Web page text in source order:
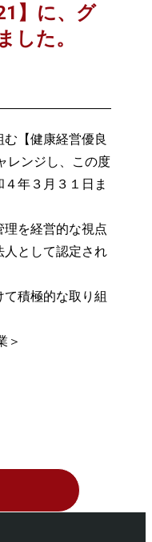
】に、グ
した。
【健康経営優良
レンジし、この度
年３月３１日ま
理を経営的な視点
人として認定され
積極的な取り組
＞